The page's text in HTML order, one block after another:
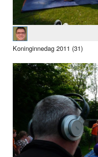
Koninginnedag 2011 (31)